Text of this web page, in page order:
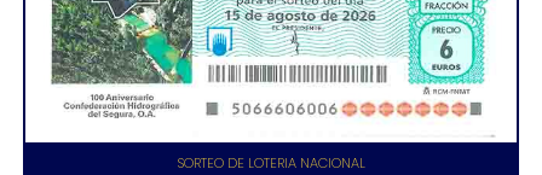
SORTEO DE LOTERIA NACIONAL